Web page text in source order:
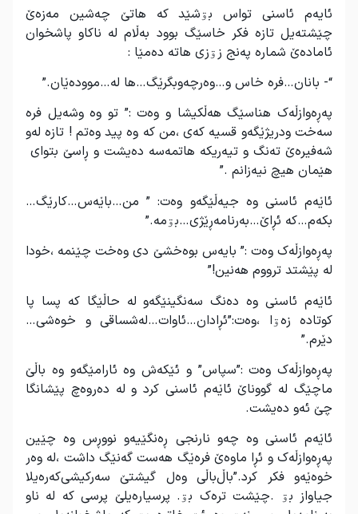
ئایەم ئاسنی تواس بۊشێد کە هاتێ چەشین مەزەێ
چێشتەیل تازە فکر خاسێگ بوود بەڵام لە ناکاو پاشخوان
ئامادەێ شمارە پەنج زۊزی هاتە دەمێا :
“- بانان…فرە خاس و…وەرچەوبگرێگ…ها لە…موودەێان.”
پەڕەوازڵەک هناسێگ هەڵکیشا و وەت :” تو وە وشەیل فرە
سەخت ودریژێگەو قسیە کەی ،من کە وە پید وەتم ! تازە لەو
شەفیرەێ تەنگ و تیەریکە هاتمەسە دەیشت و ڕاسێ بتوای
هێمان هیچ نیەزانم .”
ئاێەم ئاسنی وە جیەڵێگەو وەت: ” من…باێەس…کارێگ…
بکەم…کە ئڕاێ…بەرنامەڕێژی…بۊمە.”
پەڕەوازڵەک وەت :” بایەس بوەخشێ دی وەخت چێنمە ،خودا
لە پێشتد ترووم هەنین!”
ئاێەم ئاسنی وە دەنگ سەنگینێگەو لە حاڵێگا کە پسا پا
کوتادە زەۊا ،وەت:”ئڕادان…ئاوات…لەشساقی و خوەشی…
دێرم.”
پەڕەوازڵەک وەت :”سپاس” و ئێکەش وە ئارامێگەو وە باڵێ
ماچێگ لە گووناێ ئاێەم ئاسنی کرد و لە دەروەچ پێشانگا
چێ ئەو دەیشت.
ئاێەم ئاسنی وە چەو نارنجی ڕەنگێیەو نووڕس وە چێین
پەڕەوازڵەک و ئڕا ماوەێ فرەێگ هەست گەنێگ داشت ،لە وەر
خوەێەو فکر کرد.”باڵ‌باڵی وەل گیشتێ سەرکیشی‌کەرەیلا
جیاواز بۊ .چێشت ترەک بۊ. پرسیارەیلێ پرسی کە لە ناو